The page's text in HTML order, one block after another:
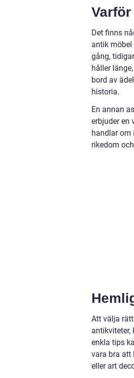
Det finns
antik
gång,
håller
bord av
historia.
En annan
erbjuder en
handlar om
rikedom
Att välja
antikviteter,
enkla tips
vara bra att
eller art